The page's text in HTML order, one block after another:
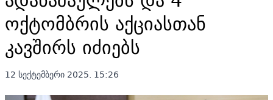
ოქტომბრის აქციასთან
კავშირს იძიებს
12 სექტემბერი 2025. 15:26